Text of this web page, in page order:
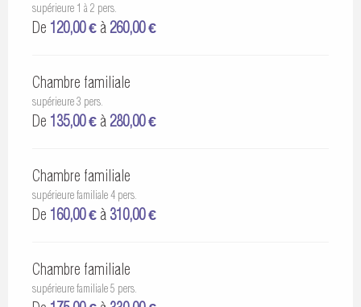
supérieure 1 à 2 pers.
De 120,00 € à 260,00 €
Chambre familiale
supérieure 3 pers.
De 135,00 € à 280,00 €
Chambre familiale
supérieure familiale 4 pers.
De 160,00 € à 310,00 €
Chambre familiale
supérieure familiale 5 pers.